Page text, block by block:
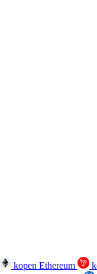
kopen Ethereum